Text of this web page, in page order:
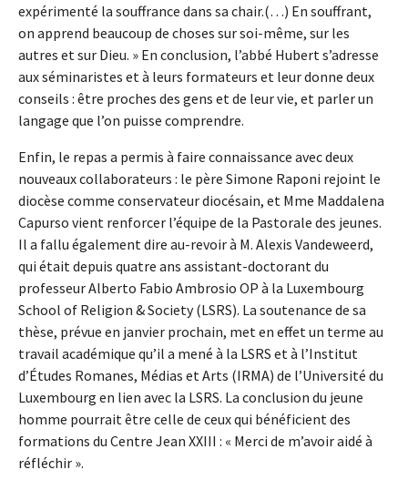
expérimenté la souffrance dans sa chair.(…) En souffrant,
on apprend beaucoup de choses sur soi-même, sur les
autres et sur Dieu. » En conclusion, l’abbé Hubert s’adresse
aux séminaristes et à leurs formateurs et leur donne deux
conseils : être proches des gens et de leur vie, et parler un
langage que l’on puisse comprendre.
Enfin, le repas a permis à faire connaissance avec deux
nouveaux collaborateurs : le père Simone Raponi rejoint le
diocèse comme conservateur diocésain, et Mme Maddalena
Capurso vient renforcer l’équipe de la Pastorale des jeunes.
Il a fallu également dire au-revoir à M. Alexis Vandeweerd,
qui était depuis quatre ans assistant-doctorant du
professeur Alberto Fabio Ambrosio OP à la Luxembourg
School of Religion & Society (LSRS). La soutenance de sa
thèse, prévue en janvier prochain, met en effet un terme au
travail académique qu’il a mené à la LSRS et à l’Institut
d’Études Romanes, Médias et Arts (IRMA) de l’Université du
Luxembourg en lien avec la LSRS. La conclusion du jeune
homme pourrait être celle de ceux qui bénéficient des
formations du Centre Jean XXIII : « Merci de m’avoir aidé à
réfléchir ».